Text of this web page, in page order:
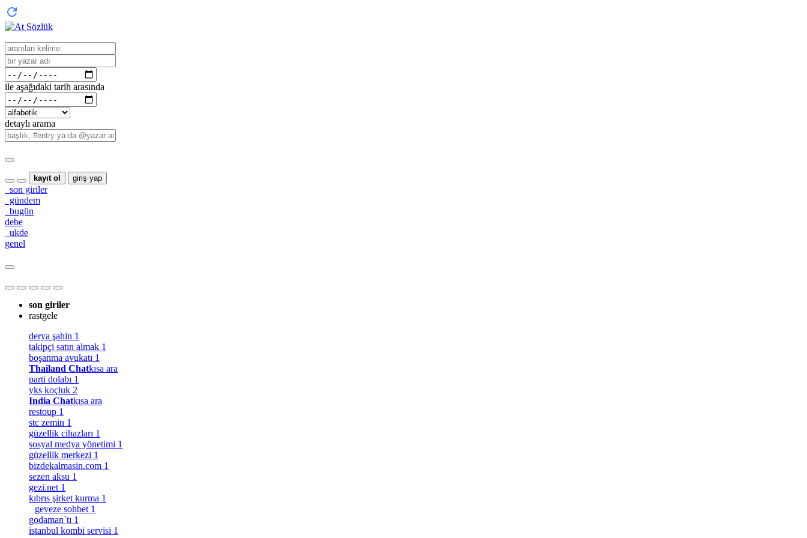
ile aşağıdaki tarih arasında
detaylı arama
kayıt ol giriş yap
son giriler
gündem
bugün
debe
ukde
genel
son giriler
rastgele
derya şahin 1
takipçi satın almak 1
boşanma avukatı 1
Thailand Chatkısa ara
parti dolabı 1
yks koçluk 2
India Chatkısa ara
restoup 1
stc zemin 1
güzellik cihazları 1
sosyal medya yönetimi 1
güzellik merkezi 1
bizdekalmasin.com 1
sezen aksu 1
gezi.net 1
kıbrıs şirket kurma 1
geveze sohbet 1
godaman`tı 1
istanbul kombi servisi 1